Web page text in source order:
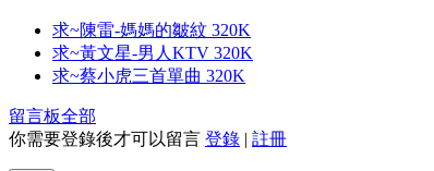
求~陳雷-媽媽的皺紋 320K
求~黃文星-男人KTV 320K
求~蔡小虎三首單曲 320K
留言板全部
你需要登錄後才可以留言 登錄 | 註冊